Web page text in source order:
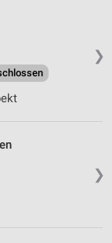
❯
❯